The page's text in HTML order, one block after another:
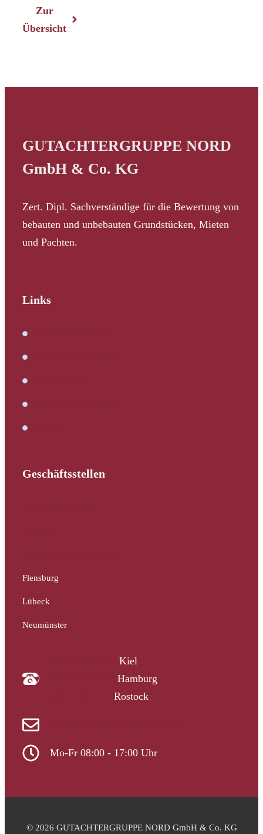
Zur
Übersicht
GUTACHTERGRUPPE NORD
GmbH & Co. KG
Zert. Dipl. Sachverständige für die Bewertung von
bebauten und unbebauten Grundstücken, Mieten
und Pachten.
Links
Geschäftsstellen
Flensburg
Lübeck
Neumünster
Kiel
Hamburg
Rostock
Mo-Fr 08:00 - 17:00 Uhr
© 2026 GUTACHTERGRUPPE NORD GmbH & Co. KG